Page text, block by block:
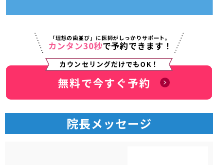
「理想の歯並び」に医師がしっかりサポート。
カンタン30秒で予約できます！
カウンセリングだけでもOK！
無料で今すぐ予約
院長メッセージ